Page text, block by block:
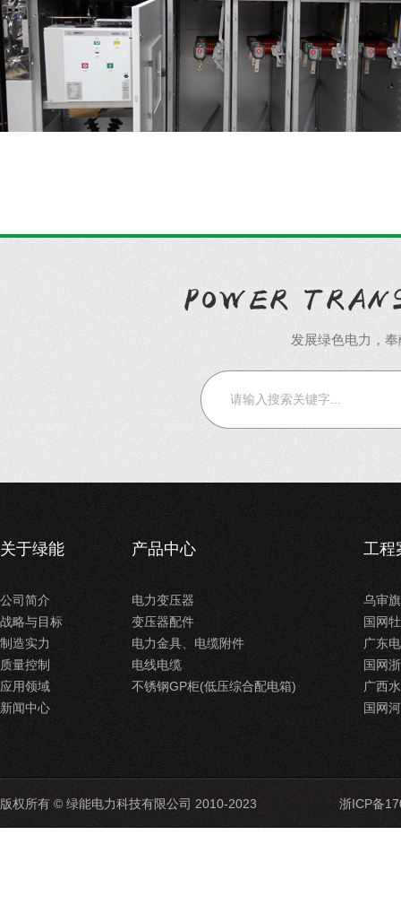
发展绿色电力，
关于绿能
公司简介
战略与目标
制造实力
质量控制
应用领域
新闻中心
产品中心
电力变压器
变压器配件
电力金具、电缆附件
电线电缆
不锈钢GP柜(低压综合配电箱)
工程
乌审
国网
广东
国网
广西
国网
版权所有 © 绿能电力科技有限公司 2010-2023 浙ICP备